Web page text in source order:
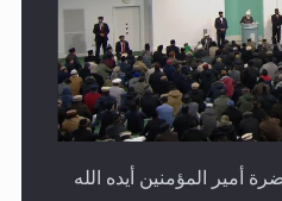
أمير المؤمنين أيده الله